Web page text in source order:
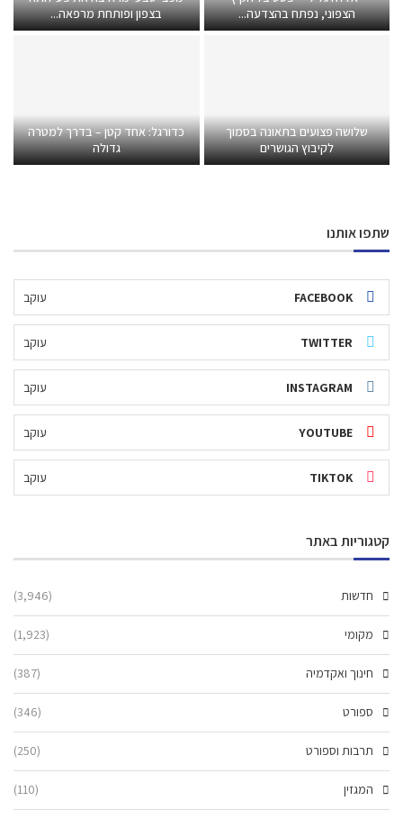
הצפוני, נפתח בהצדעה...
בצפון ופותחת מרפאה...
שלושה פצועים בתאונה בסמוך
לקיבוץ הגושרים
כדורגל: אחד קטן – בדרך למטרה
גדולה
שתפו אותנו
FACEBOOK עוקב
TWITTER עוקב
INSTAGRAM עוקב
YOUTUBE עוקב
TIKTOK עוקב
קטגוריות באתר
חדשות (3,946)
מקומי (1,923)
חינוך ואקדמיה (387)
ספורט (346)
תרבות וספורט (250)
המגזין (110)